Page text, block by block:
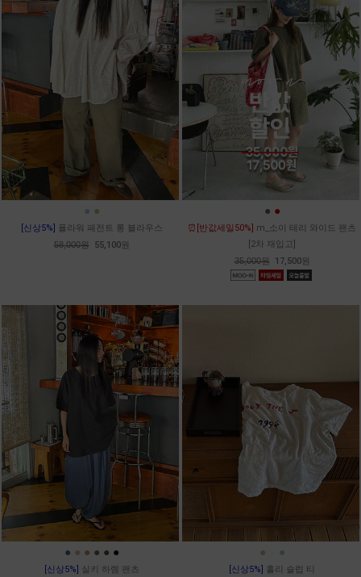
● ●
[신상5%] 플라워 페전트 롱 블라우스
58,000원 55,100원
● ●
⏰[반값세일50%] m_소이 테리 와이드 팬츠
[2차 재입고]
35,000원 17,500원
● ● ● ● ● ●
[신상5%] 실키 하렘 팬츠
● ●
[신상5%] 홀리 슬럽 티